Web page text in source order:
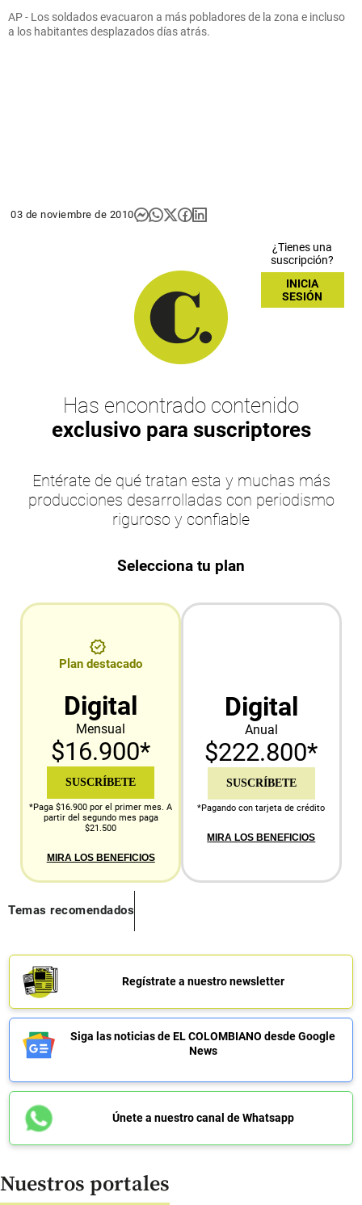
AP - Los soldados evacuaron a más pobladores de la zona e incluso
a los habitantes desplazados días atrás.
03 de noviembre de 2010
¿Tienes una
suscripción?
INICIA
SESIÓN
Has encontrado contenido
exclusivo para suscriptores
Entérate de qué tratan esta y muchas más
producciones desarrolladas con periodismo
riguroso y confiable
Selecciona tu plan
Plan destacado
Digital
Mensual
$16.900*
SUSCRÍBETE
*Paga $16.900 por el primer mes. A
partir del segundo mes paga
$21.500
MIRA LOS BENEFICIOS
Digital
Anual
$222.800*
SUSCRÍBETE
*Pagando con tarjeta de crédito
MIRA LOS BENEFICIOS
Temas recomendados
Regístrate a nuestro newsletter
Siga las noticias de EL COLOMBIANO desde Google
News
Únete a nuestro canal de Whatsapp
Nuestros portales